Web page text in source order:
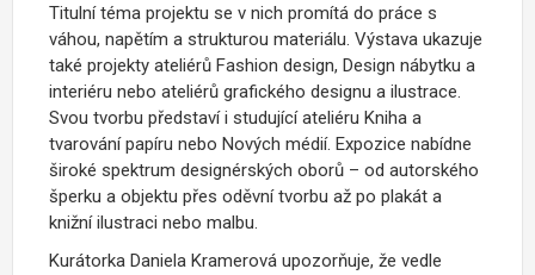
Titulní téma projektu se v nich promítá do práce s
váhou, napětím a strukturou materiálu. Výstava ukazuje
také projekty ateliérů Fashion design, Design nábytku a
interiéru nebo ateliérů grafického designu a ilustrace.
Svou tvorbu představí i studující ateliéru Kniha a
tvarování papíru nebo Nových médií. Expozice nabídne
široké spektrum designérských oborů – od autorského
šperku a objektu přes oděvní tvorbu až po plakát a
knižní ilustraci nebo malbu.
Kurátorka Daniela Kramerová upozorňuje, že vedle